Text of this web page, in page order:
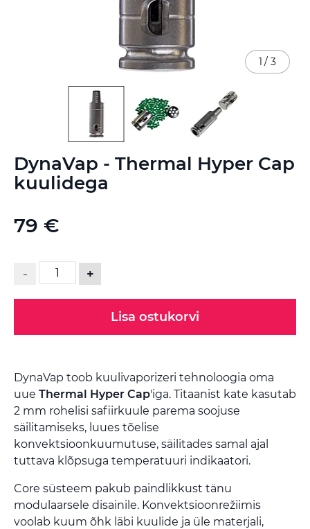
DynaVap - Thermal Hyper Cap
kuulidega
79 €
- +
Lisa ostukorvi
DynaVap toob kuulivaporizeri tehnoloogia oma
uue Thermal Hyper Cap'iga. Titaanist kate kasutab
2 mm rohelisi safiirkuule parema soojuse
säilitamiseks, luues tõelise
konvektsioonkuumutuse, säilitades samal ajal
tuttava klõpsuga temperatuuri indikaatori.
Core süsteem pakub paindlikkust tänu
modulaarsele disainile. Konvektsioonrežiimis
voolab kuum õhk läbi kuulide ja üle materjali,
1 / 3
to
the
beginning
the
images